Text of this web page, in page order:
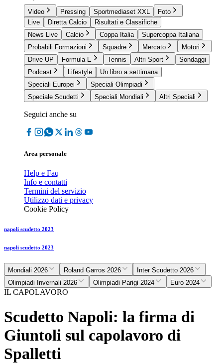
Video Pressing Sportmediaset XXL
Foto
Live
Diretta Calcio
Risultati e Classifiche
News Live
Calcio Coppa Italia
Supercoppa Italiana
Probabili Formazioni
Squadre Mercato
Motori
Drive UP
Formula E Tennis Altri Sport
Sondaggi
Podcast
Lifestyle
Un libro a settimana
Speciali Europei
Speciali Olimpiadi
Speciale Scudetti
Speciali Mondiali Altri Speciali
Seguici anche su
Area personale
Help e Faq
Info e contatti
Termini del servizio
Utilizzo dati e privacy
Cookie Policy
napoli scudetto 2023
napoli scudetto 2023
Mondiali 2026 Roland Garros 2026
Inter Scudetto 2026
Olimpiadi Invernali 2026
Olimpiadi Parigi 2024 Euro 2024
IL CAPOLAVORO
Scudetto Napoli: la firma di
Giuntoli sul capolavoro di
Spalletti